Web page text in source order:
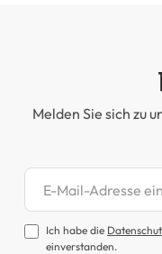
Melden Sie sich zu
Newsletter
Ich habe die
einverstanden.